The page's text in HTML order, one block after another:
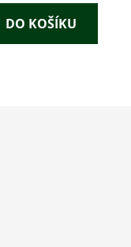
DO KOŠÍKU